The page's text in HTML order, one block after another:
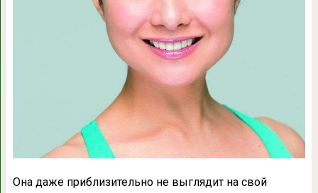
Она даже приблизительно не выглядит на свой